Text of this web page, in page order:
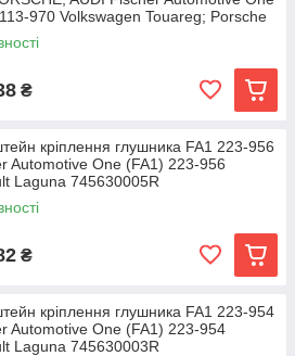
970 Volkswagen Touareg; Porsche
₴
кріплення глушника FA1 223-956
Automotive One (FA1) 223-956
Laguna 745630005R
₴
кріплення глушника FA1 223-954
Automotive One (FA1) 223-954
Laguna 745630003R